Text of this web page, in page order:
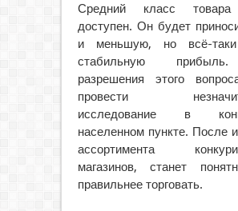
Средний класс
доступен. Он будет
и меньшую, но всё-
стабильную
разрешения этого
провести
исследование в
населенном пункте. После
ассортимента
магазинов, станет
правильнее торговать.